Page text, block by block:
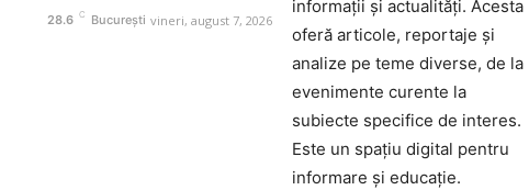
28.6 C București vineri, august 7, 2026
informații și actualități. Acesta
oferă articole, reportaje și
analize pe teme diverse, de la
evenimente curente la
subiecte specifice de interes.
Este un spațiu digital pentru
informare și educație.